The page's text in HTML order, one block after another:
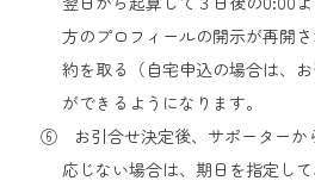
方のプロフィールの開示が再開
約を取る（自宅申込の場合は、
ができるようになります。
⑥ お引合せ決定後、サポーターか
応じない場合は、期日を指定し